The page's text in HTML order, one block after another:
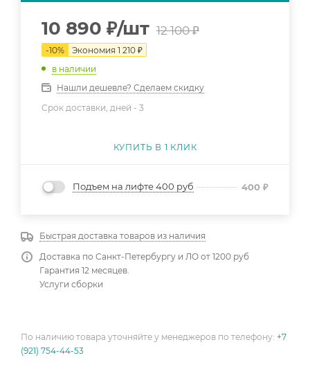
10 890 ₽/шт 12 100₽
-10% Экономия 1 210 ₽
в наличии
Нашли дешевле? Сделаем скидку
Срок доставки, дней - 3
КУПИТЬ В 1 КЛИК
Подъем на лифте 400 руб 400 ₽
Быстрая доставка товаров из наличия
Доставка по Санкт-Петербургу и ЛО от 1200 руб
Гарантия 12 месяцев.
Услуги сборки
По наличию товара уточняйте у менеджеров по телефону: +7
(921) 754-44-53